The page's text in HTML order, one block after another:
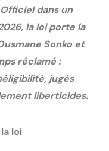
dans un
la loi porte la
Sonko et
réclamé :
jugés
liberticides.
loi